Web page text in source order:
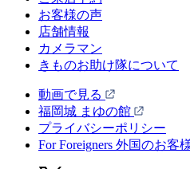
お客様の声
店舗情報
カメラマン
きものお助け隊について
動画で見る
福岡城 まゆの館
プライバシーポリシー
For Foreigners 外国のお客